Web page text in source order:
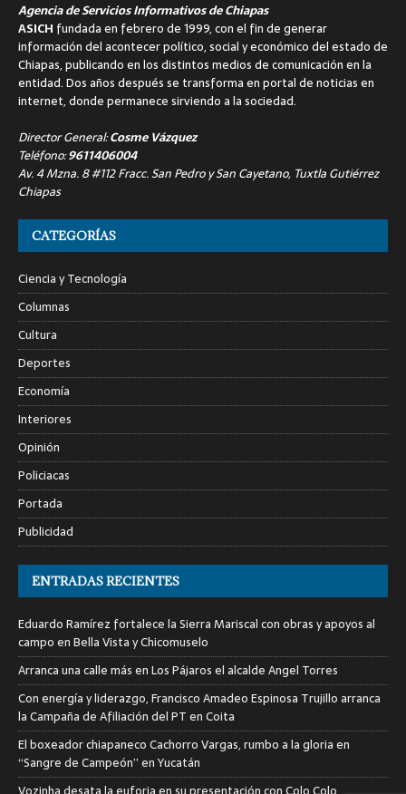
Agencia de Servicios Informativos de Chiapas
ASICH fundada en febrero de 1999, con el fin de generar
información del acontecer político, social y económico del estado de
Chiapas, publicando en los distintos medios de comunicación en la
entidad. Dos años después se transforma en portal de noticias en
internet, donde permanece sirviendo a la sociedad.
Director General:Cosme Vázquez
Teléfono:9611406004
Av. 4 Mzna. 8 #112 Fracc. San Pedro y San Cayetano, Tuxtla Gutiérrez
Chiapas
CATEGORÍAS
Ciencia y Tecnología
Columnas
Cultura
Deportes
Economía
Interiores
Opinión
Policiacas
Portada
Publicidad
ENTRADAS RECIENTES
Eduardo Ramírez fortalece la Sierra Mariscal con obras y apoyos al
campo en Bella Vista y Chicomuselo
Arranca una calle más en Los Pájaros el alcalde Angel Torres
Con energía y liderazgo, Francisco Amadeo Espinosa Trujillo arranca
la Campaña de Afiliación del PT en Coita
El boxeador chiapaneco Cachorro Vargas, rumbo a la gloria en
“Sangre de Campeón” en Yucatán